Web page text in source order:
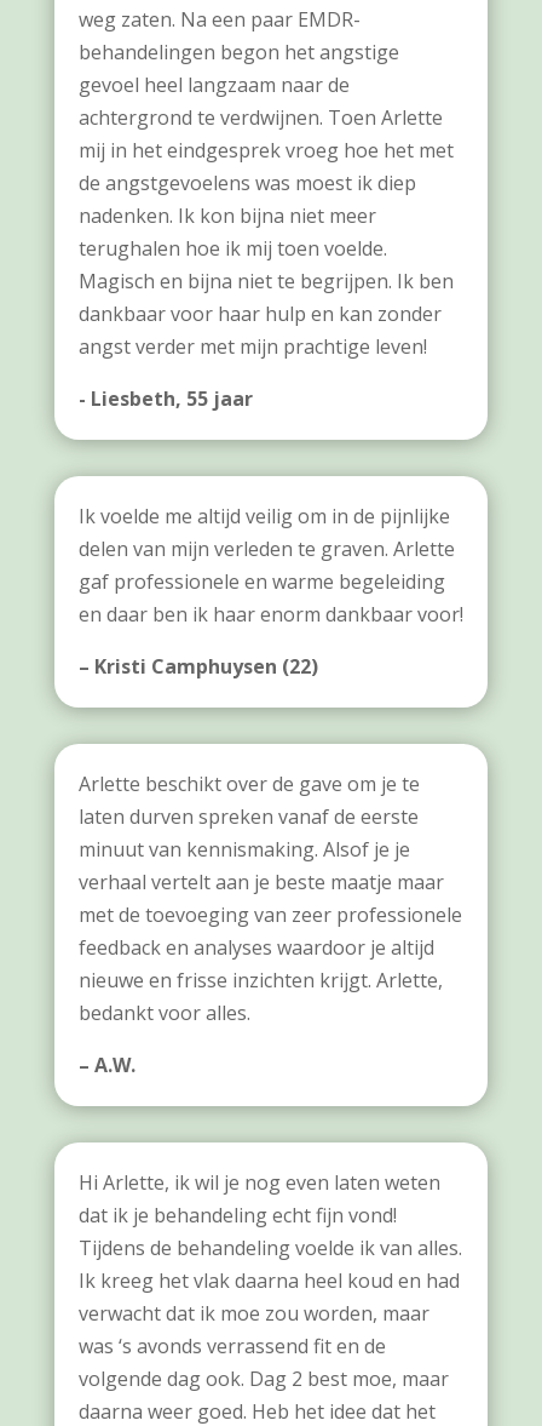
weg zaten. Na een paar EMDR-
behandelingen begon het angstige
gevoel heel langzaam naar de
achtergrond te verdwijnen. Toen Arlette
mij in het eindgesprek vroeg hoe het met
de angstgevoelens was moest ik diep
nadenken. Ik kon bijna niet meer
terughalen hoe ik mij toen voelde.
Magisch en bijna niet te begrijpen. Ik ben
dankbaar voor haar hulp en kan zonder
angst verder met mijn prachtige leven!
- Liesbeth, 55 jaar
Ik voelde me altijd veilig om in de pijnlijke
delen van mijn verleden te graven. Arlette
gaf professionele en warme begeleiding
en daar ben ik haar enorm dankbaar voor!
– Kristi Camphuysen (22)
Arlette beschikt over de gave om je te
laten durven spreken vanaf de eerste
minuut van kennismaking. Alsof je je
verhaal vertelt aan je beste maatje maar
met de toevoeging van zeer professionele
feedback en analyses waardoor je altijd
nieuwe en frisse inzichten krijgt. Arlette,
bedankt voor alles.
– A.W.
Hi Arlette, ik wil je nog even laten weten
dat ik je behandeling echt fijn vond!
Tijdens de behandeling voelde ik van alles.
Ik kreeg het vlak daarna heel koud en had
verwacht dat ik moe zou worden, maar
was ‘s avonds verrassend fit en de
volgende dag ook. Dag 2 best moe, maar
daarna weer goed. Heb het idee dat het